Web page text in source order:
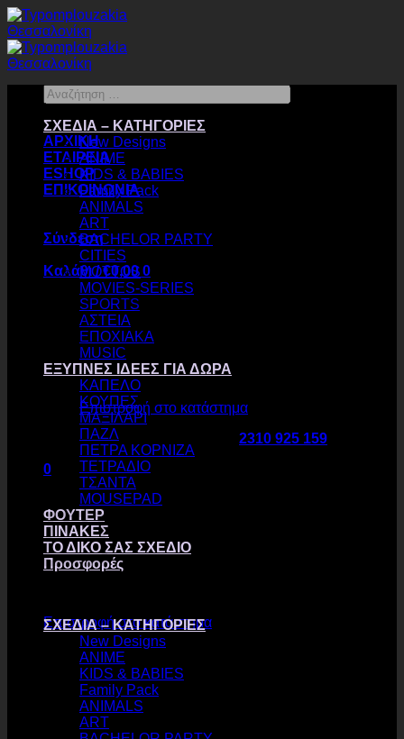
Μετάβαση
στο
περιεχόμενο
ΑΡΧΙΚΗ
ΕΤΑΙΡΕΙΑ
ESHOP
ΕΠΙΚΟΙΝΩΝΙΑ
Σύνδεση
Καλάθι /€0,00 0
Κανένα προϊόν στο καλάθι σας.
Επιστροφή στο κατάστημα
τηλεφωνικεσ παραγγελιεσ : 2310 925 159
0
Καλάθι
Επιστροφή στο κατάστημα
Αναζήτηση
…
ΣΧΕΔΙΑ – ΚΑΤΗΓΟΡΙΕΣ
New Designs
ANIME
KIDS & BABIES
Family Pack
ANIMALS
ART
BACHELOR PARTY
CITIES
MOTTOS
MOVIES-SERIES
SPORTS
ΑΣΤΕΙΑ
ΕΠΟΧΙΑΚΑ
MUSIC
ΕΞΥΠΝΕΣ ΙΔΕΕΣ ΓΙΑ ΔΩΡΑ
ΚΑΠΕΛΟ
ΚΟΥΠΕΣ
ΜΑΞΙΛΑΡΙ
ΠΑΖΛ
ΠΕΤΡΑ ΚΟΡΝΙΖΑ
ΤΕΤΡΑΔΙΟ
ΤΣΑΝΤΑ
MOUSEPAD
ΦΟΥΤΕΡ
ΠΙΝΑΚΕΣ
ΤΟ ΔΙΚΟ ΣΑΣ ΣΧΕΔΙΟ
Προσφορές
ΣΧΕΔΙΑ – ΚΑΤΗΓΟΡΙΕΣ
New Designs
ANIME
KIDS & BABIES
Family Pack
ANIMALS
ART